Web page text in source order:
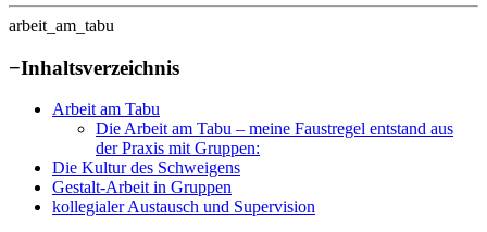
arbeit_am_tabu
−Inhaltsverzeichnis
Arbeit am Tabu
Die Arbeit am Tabu – meine Faustregel entstand aus
der Praxis mit Gruppen:
Die Kultur des Schweigens
Gestalt-Arbeit in Gruppen
kollegialer Austausch und Supervision